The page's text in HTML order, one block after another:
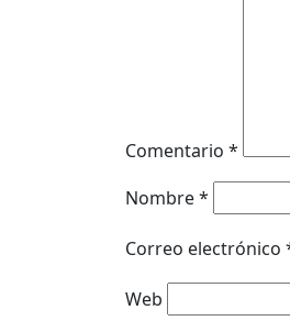
Comentario *
Nombre*
Correo electrónico
Web